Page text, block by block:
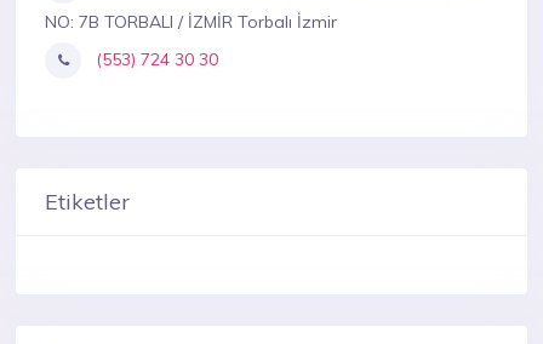
NO: 7B TORBALI / İZMİR Torbalı İzmir
(553) 724 30 30
Etiketler